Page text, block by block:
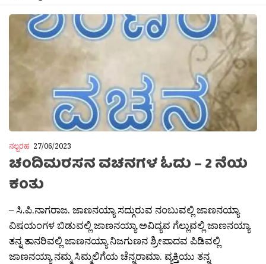
ನಲ್ಬರಹ 27/06/2023
ಚಂದಿಮರಸನ ವಚನಗಳ ಓದು – 2 ನೆಯ
ಕಂತು
– ಸಿ.ಪಿ.ನಾಗರಾಜ. ಜಾಣನಯ್ಯಾ ಸದ್ಗುರುವ ನಂಬುವಲ್ಲಿ ಜಾಣನಯ್ಯಾ
ವಿಷಯಂಗಳ ಬಿಡುವಲ್ಲಿ ಜಾಣನಯ್ಯಾ ಅವಿದ್ಯವ ಗೆಲ್ಲುವಲ್ಲಿ ಜಾಣನಯ್ಯಾ
ತನ್ನ ತಾನರಿವಲ್ಲಿ ಜಾಣನಯ್ಯಾ ನಿಜಗುಣನ ಶ್ರೀಪಾದವ ಪಿಡಿವಲ್ಲಿ
ಜಾಣನಯ್ಯಾ ನಮ್ಮ ಸಿಮ್ಮಲಿಗೆಯ ಚೆನ್ನರಾಮಾ. ವ್ಯಕ್ತಿಯು ತನ್ನ